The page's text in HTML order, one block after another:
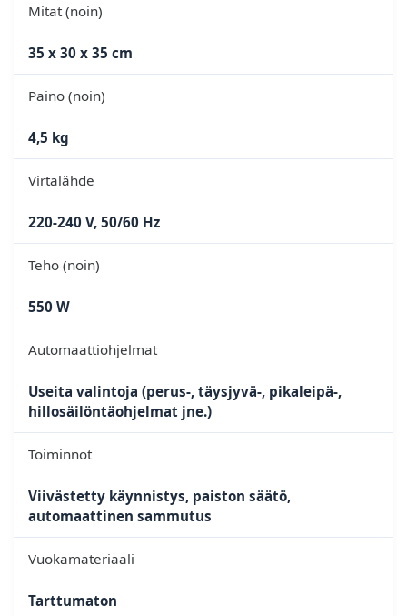
Mitat (noin)
35 x 30 x 35 cm
Paino (noin)
4,5 kg
Virtalähde
220-240 V, 50/60 Hz
Teho (noin)
550 W
Automaattiohjelmat
Useita valintoja (perus-, täysjyvä-, pikaleipä-,
hillosäilöntäohjelmat jne.)
Toiminnot
Viivästetty käynnistys, paiston säätö,
automaattinen sammutus
Vuokamateriaali
Tarttumaton